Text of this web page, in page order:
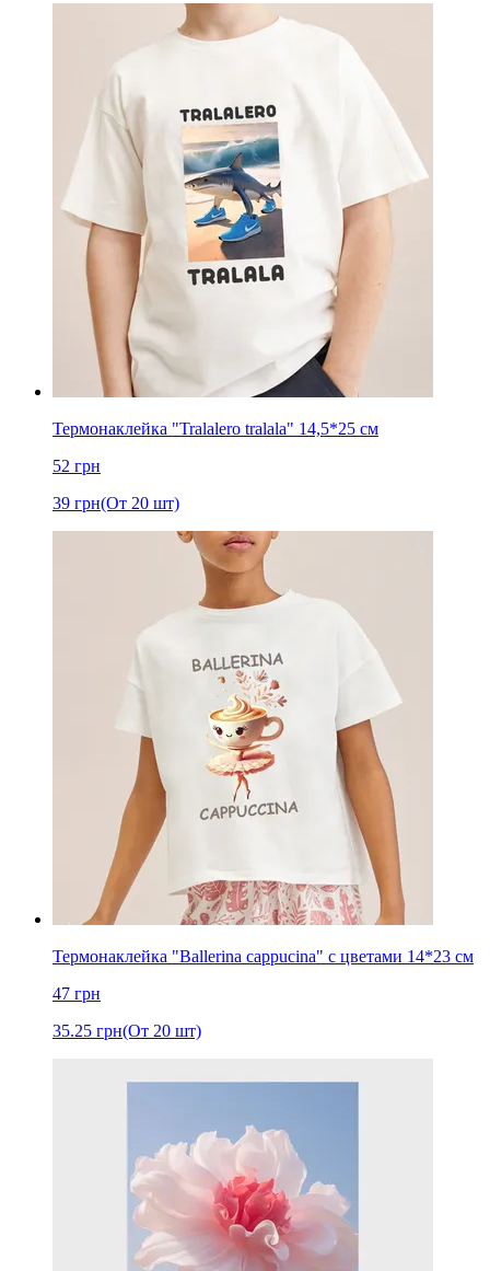
Термонаклейка "Tralalero tralala" 14,5*25 см
52 грн
39 грн(От 20 шт)
Термонаклейка "Ballerina cappucina" с цветами 14*23 см
47 грн
35.25 грн(От 20 шт)